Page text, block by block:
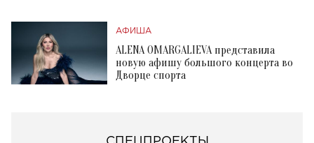
АФИША
ALENA OMARGALIEVA представила
новую афишу большого концерта во
Дворце спорта